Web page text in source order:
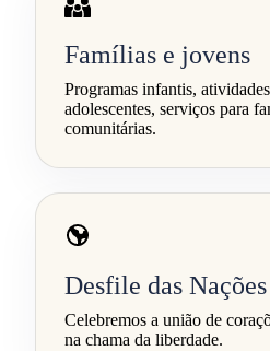
Famílias e jovens
Programas infantis,
adolescentes, serviços para
comunitárias.
Desfile das Nações
Celebremos a união de
na chama da liberdade.